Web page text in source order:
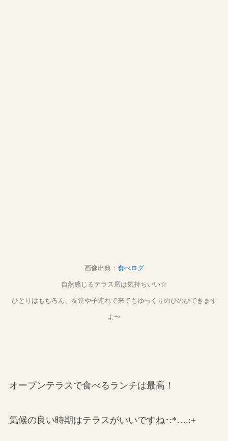
画像出典： 食べログ
自然感じるテラス席は気持ちいい☆
ひとりはもちろん、友達や子連れで来てもゆっくりのびのびできます
よ〜
オープンテラスで食べるランチは最高！
気候の良い時期はテラスがいいですね･:*….:+